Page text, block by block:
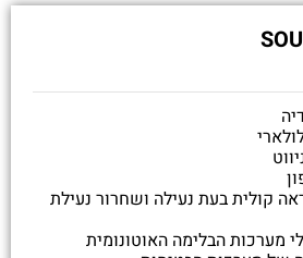
קולית בעת נעילה ושחרור נעילת
מערכות הבלימה האוטונומית